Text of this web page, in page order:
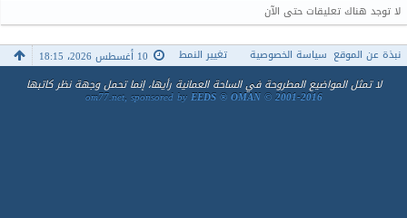
لا توجد هناك تعليقات حتى الآن
نبذة عن الموقع سياسة الخصوصية 10 أغسطس 2026، 18:15
تغيير النمط
لا تمثل المواضيع المطروحة في الساحة العمانية رأيها، إنما تحمل وجهة نظر كاتبها
om77.net, sponsored byEEDS ® OMAN © 2001-2016